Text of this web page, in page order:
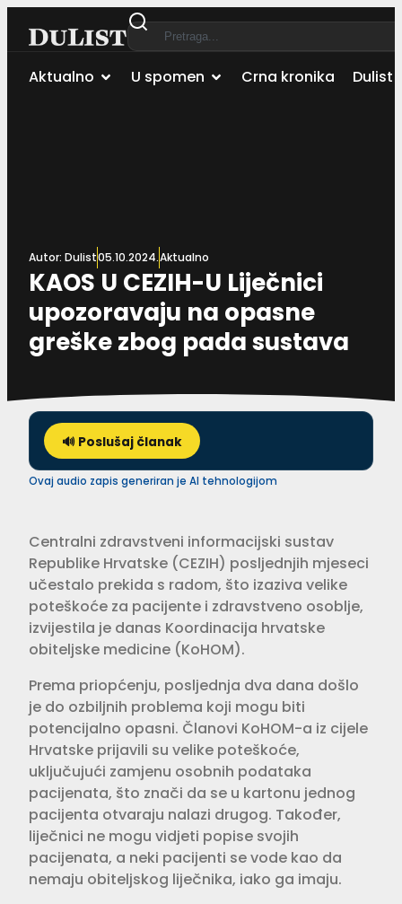
Aktualno U spomen Crna kronika Dulist
Autor: Dulist05.10.2024.Aktualno
KAOS U CEZIH-U Liječnici
upozoravaju na opasne
greške zbog pada sustava
🔊 Poslušaj članak
Ovaj audio zapis generiran je AI tehnologijom
Centralni zdravstveni informacijski sustav
Republike Hrvatske (CEZIH) posljednjih mjeseci
učestalo prekida s radom, što izaziva velike
poteškoće za pacijente i zdravstveno osoblje,
izvijestila je danas Koordinacija hrvatske
obiteljske medicine (KoHOM).
Prema priopćenju, posljednja dva dana došlo
je do ozbiljnih problema koji mogu biti
potencijalno opasni. Članovi KoHOM-a iz cijele
Hrvatske prijavili su velike poteškoće,
uključujući zamjenu osobnih podataka
pacijenata, što znači da se u kartonu jednog
pacijenta otvaraju nalazi drugog. Također,
liječnici ne mogu vidjeti popise svojih
pacijenata, a neki pacijenti se vode kao da
nemaju obiteljskog liječnika, iako ga imaju.